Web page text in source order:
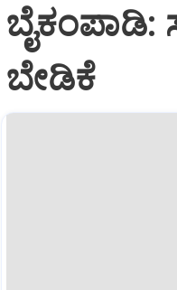
ಬೈಕಂಪಾಡಿ:
ಬೇಡಿಕೆ